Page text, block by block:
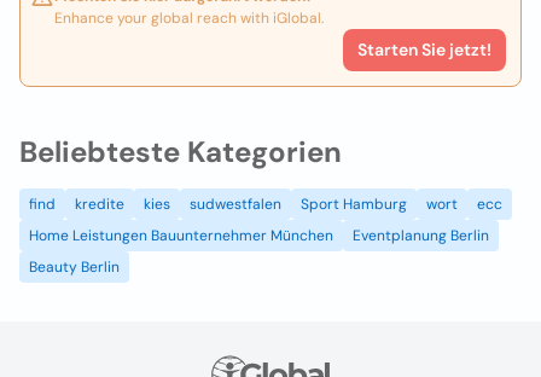
Enhance your global reach with iGlobal.
Starten Sie jetzt!
Beliebteste Kategorien
find kredite kies sudwestfalen Sport Hamburg wort
ecc
Home Leistungen Bauunternehmer München
Eventplanung Berlin
Beauty Berlin